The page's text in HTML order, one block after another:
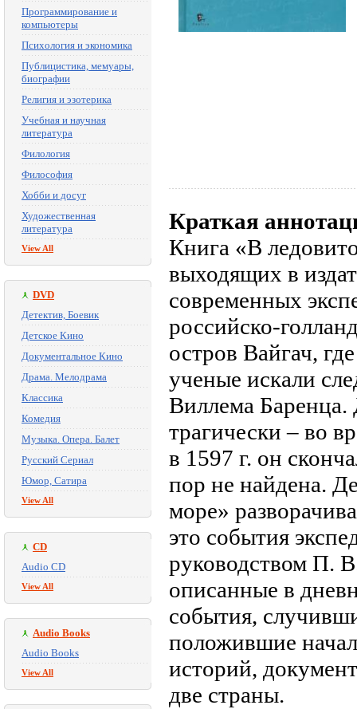
Программирование и
компьютеры
Психология и экономика
Публицистика, мемуары,
биографии
Религия и эзотерика
Учебная и научная
литература
Филология
Философия
Хобби и досуг
Художественная
литература
View All
DVD
Детектив, Боевик
Детское Кино
Документальное Кино
Драма. Мелодрама
Классика
Комедия
Музыка. Опера. Балет
Русский Сериал
Юмор, Сатира
View All
CD
Audio CD
View All
Audio Books
Audio Books
View All
Краткая
Книга «В
выходящих в
современных
российско-
остров Вайгач,
ученые искали
Виллема Баренца.
трагически – во
в 1597 г. он
пор не найдена.
море»
это события
руководством П.
описанные в
события,
положившие
историй,
две страны.